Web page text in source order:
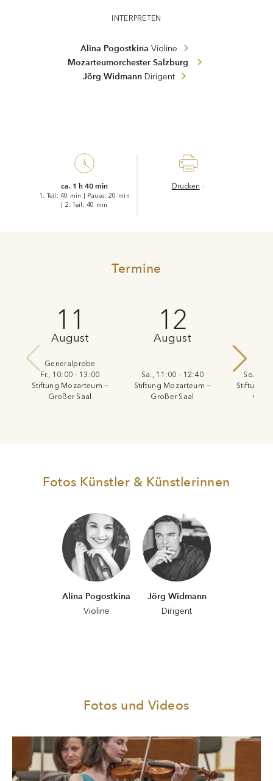
INTERPRETEN
Alina Pogostkina Violine
Mozarteumorchester Salzburg
Jörg Widmann Dirigent
ca. 1 h 40 min
1. Teil: 40 min
Pause: 20 min
2. Teil: 40 min
Drucken
Termine
11
August
Generalprobe
Fr., 10:00 - 13:00
Stiftung Mozarteum —
Großer Saal
12
August
Sa., 11:00 - 12:40
Stiftung Mozarteum —
Großer Saal
So.,
Stiftung
Fotos Künstler & Künstlerinnen
Alina Pogostkina
Violine
Jörg Widmann
Dirigent
Fotos und Videos